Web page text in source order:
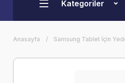
Kategoriler
Anasayfa Samsung Tablet İçin